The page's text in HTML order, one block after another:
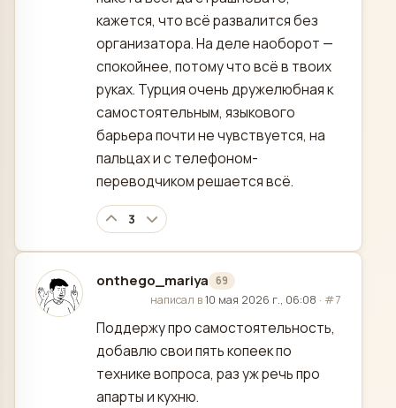
кажется, что всё развалится без
организатора. На деле наоборот —
спокойнее, потому что всё в твоих
руках. Турция очень дружелюбная к
самостоятельным, языкового
барьера почти не чувствуется, на
пальцах и с телефоном-
переводчиком решается всё.
3
onthego_mariya 69
отредактировано
написал в10 мая 2026 г., 06:08 · #7
Поддержу про самостоятельность,
добавлю свои пять копеек по
технике вопроса, раз уж речь про
апарты и кухню.